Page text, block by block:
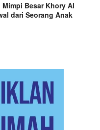
Besar Khory Al
dari Seorang Anak